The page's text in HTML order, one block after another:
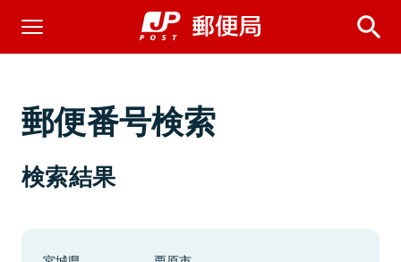
郵便番号検索
検索結果